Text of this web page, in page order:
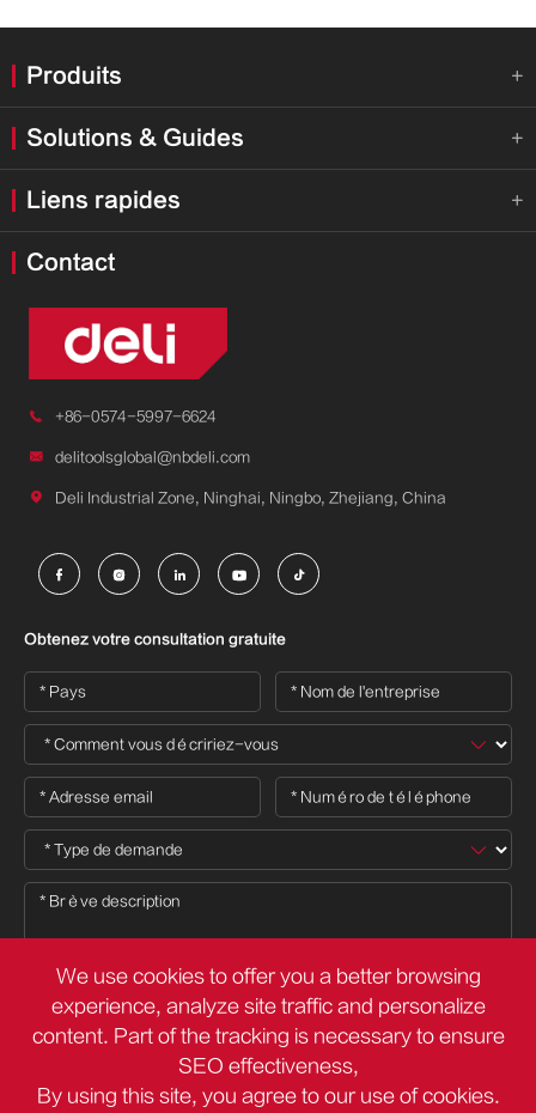
Produits 
Solutions & Guides 
Liens rapides 
Contact
 +86-0574-5997-6624
 delitoolsglobal@nbdeli.com
 Deli Industrial Zone, Ninghai, Ningbo, Zhejiang, China
    
Obtenez votre consultation gratuite
We use cookies to offer you a better browsing
experience, analyze site traffic and personalize
content. Part of the tracking is necessary to ensure
SEO effectiveness,
By using this site, you agree to our use of cookies.